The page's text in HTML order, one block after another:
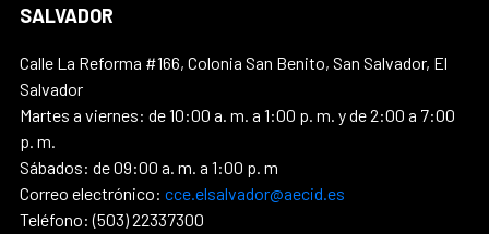
SALVADOR
Calle La Reforma #166, Colonia San Benito, San Salvador, El
Salvador
Martes a viernes: de 10:00 a. m. a 1:00 p. m. y de 2:00 a 7:00
p. m.
Sábados: de 09:00 a. m. a 1:00 p. m
Correo electrónico: cce.elsalvador@aecid.es
Teléfono: (503) 22337300